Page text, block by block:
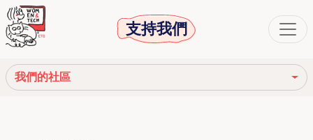
支持我們
我們的社區